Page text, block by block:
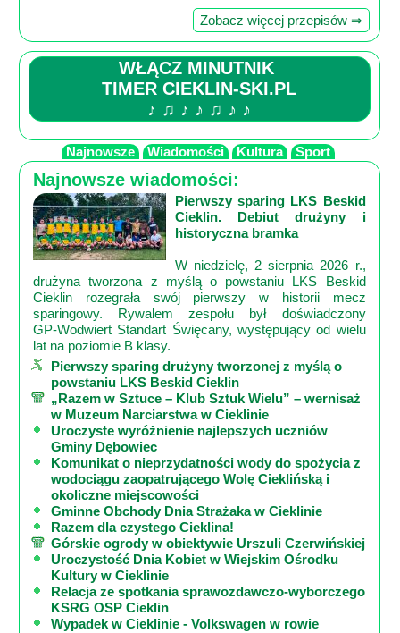
Zobacz więcej przepisów ⇒
WŁĄCZ MINUTNIK
TIMER CIEKLIN-SKI.PL
♪ ♫ ♪ ♪ ♫ ♪ ♪
Najnowsze Wiadomości Kultura Sport
Najnowsze wiadomości:
Pierwszy sparing LKS Beskid
Cieklin. Debiut drużyny i
historyczna bramka
W niedzielę, 2 sierpnia 2026 r.,
drużyna tworzona z myślą o powstaniu LKS Beskid
Cieklin rozegrała swój pierwszy w historii mecz
sparingowy. Rywalem zespołu był doświadczony
GP‑Wodwiert Standart Święcany, występujący od wielu
lat na poziomie B klasy.
Pierwszy sparing drużyny tworzonej z myślą o
powstaniu LKS Beskid Cieklin
„Razem w Sztuce – Klub Sztuk Wielu” – wernisaż
w Muzeum Narciarstwa w Cieklinie
Uroczyste wyróżnienie najlepszych uczniów
Gminy Dębowiec
Komunikat o nieprzydatności wody do spożycia z
wodociągu zaopatrującego Wolę Cieklińską i
okoliczne miejscowości
Gminne Obchody Dnia Strażaka w Cieklinie
Razem dla czystego Cieklina!
Górskie ogrody w obiektywie Urszuli Czerwińskiej
Uroczystość Dnia Kobiet w Wiejskim Ośrodku
Kultury w Cieklinie
Relacja ze spotkania sprawozdawczo-wyborczego
KSRG OSP Cieklin
Wypadek w Cieklinie - Volkswagen w rowie